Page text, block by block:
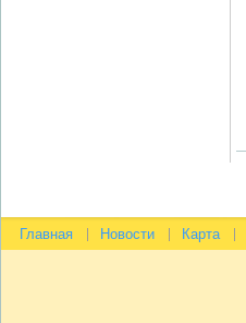
Главная Новости Карта